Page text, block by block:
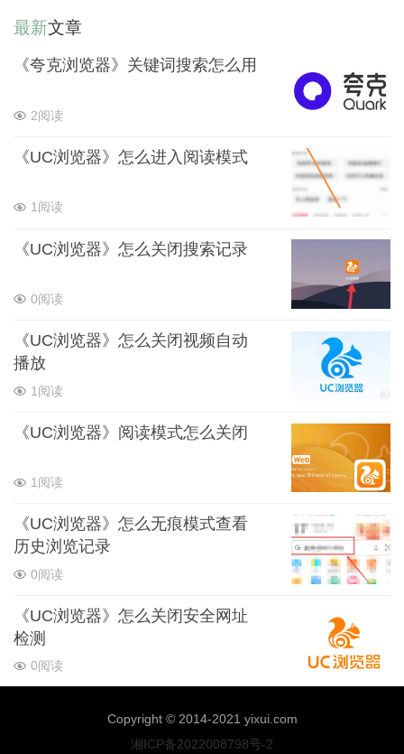
最新文章
《夸克浏览器》关键词搜索怎么用
2阅读
《UC浏览器》怎么进入阅读模式
1阅读
《UC浏览器》怎么关闭搜索记录
0阅读
《UC浏览器》怎么关闭视频自动
播放
1阅读
《UC浏览器》阅读模式怎么关闭
1阅读
《UC浏览器》怎么无痕模式查看
历史浏览记录
0阅读
《UC浏览器》怎么关闭安全网址
检测
0阅读
Copyright © 2014-2021 yixui.com
湘ICP备2022008798号-2